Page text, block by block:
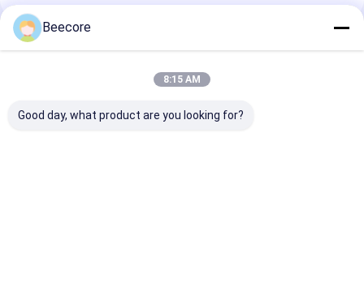
अनुशंसित उत्पाद
Beecore
8:15 AM
Good day, what product are you looking for?